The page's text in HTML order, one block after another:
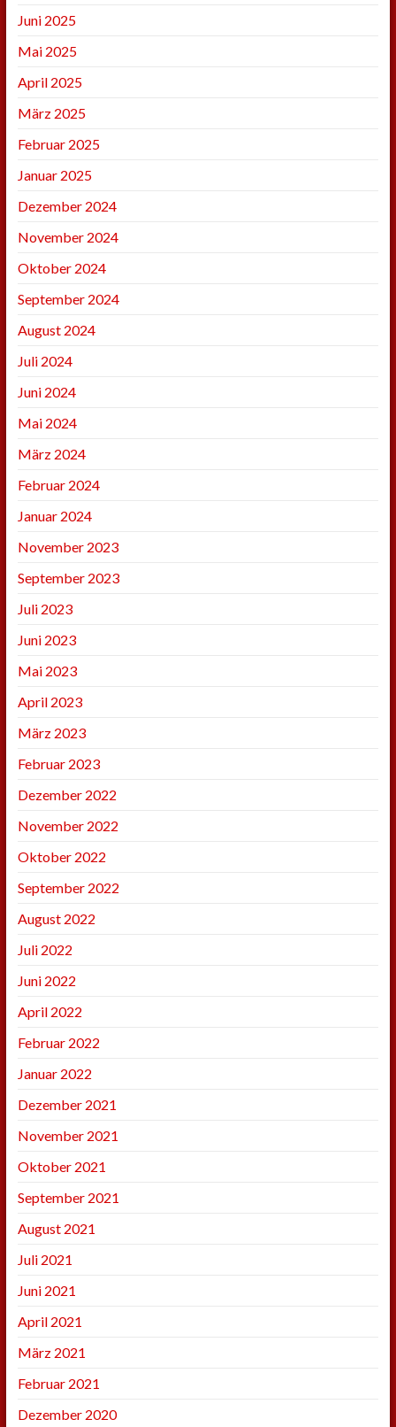
Juni 2025
Mai 2025
April 2025
März 2025
Februar 2025
Januar 2025
Dezember 2024
November 2024
Oktober 2024
September 2024
August 2024
Juli 2024
Juni 2024
Mai 2024
März 2024
Februar 2024
Januar 2024
November 2023
September 2023
Juli 2023
Juni 2023
Mai 2023
April 2023
März 2023
Februar 2023
Dezember 2022
November 2022
Oktober 2022
September 2022
August 2022
Juli 2022
Juni 2022
April 2022
Februar 2022
Januar 2022
Dezember 2021
November 2021
Oktober 2021
September 2021
August 2021
Juli 2021
Juni 2021
April 2021
März 2021
Februar 2021
Dezember 2020